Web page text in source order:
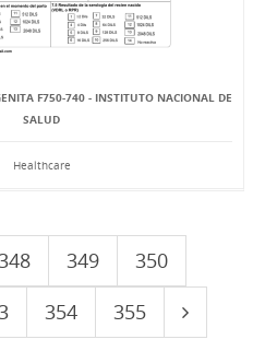
F750-740 - INSTITUTO NACIONAL DE
SALUD
Healthcare
349
350
354 355